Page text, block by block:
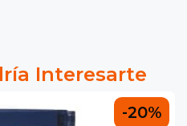
Interesarte
-20%